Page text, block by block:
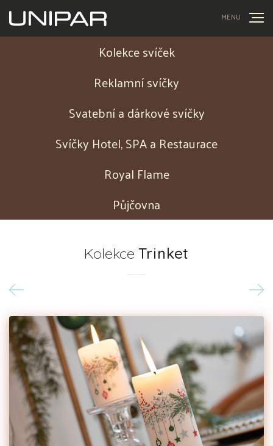
MENU
Kolekce svíček
Reklamní svíčky
Svatební a dárkové svíčky
Svíčky Hotel, SPA a Restaurace
Royal Flame
Půjčovna
Kolekce Trinket